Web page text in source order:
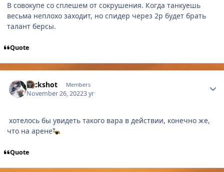
В совокупе со сплешем от сокрушения. Когда танкуешь
весьма неплохо заходит, но спидер через 2р будет брать
талант берсы.
Quote
Nickshot Members
November 26, 20223 yr
хотелось бы увидеть такого вара в действии, конечно же,
что на арене
Quote